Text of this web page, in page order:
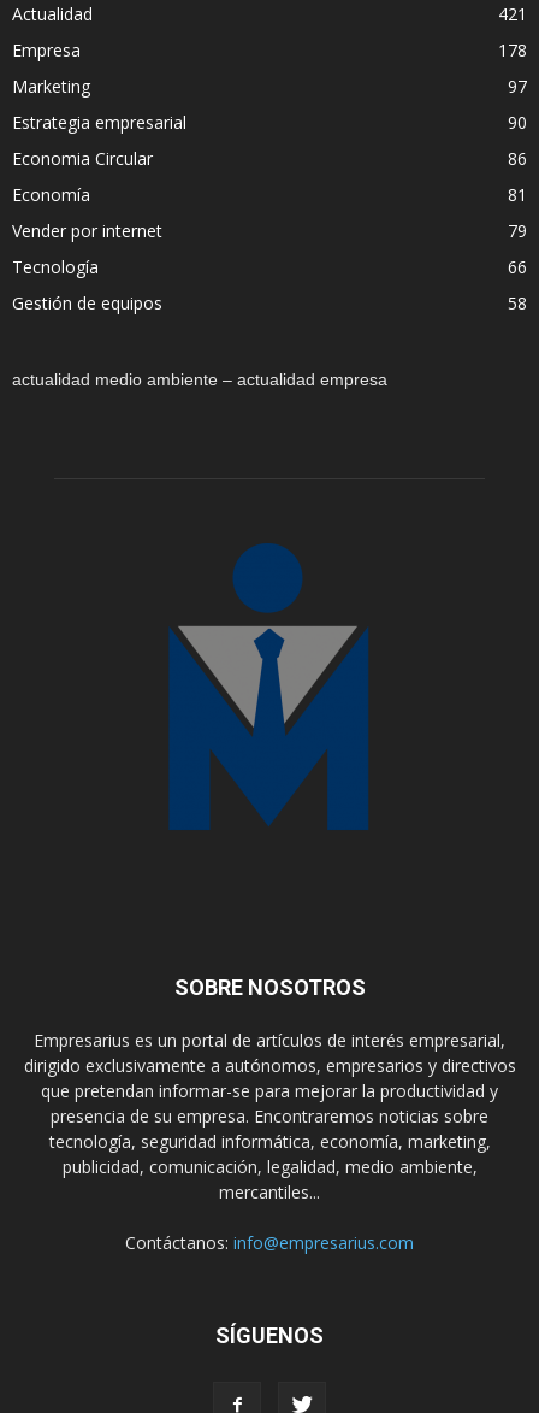
Actualidad
421
Empresa
178
Marketing
97
Estrategia empresarial
90
Economia Circular
86
Economía
81
Vender por internet
79
Tecnología
66
Gestión de equipos
58
actualidad medio ambiente – actualidad empresa
SOBRE NOSOTROS
Empresarius es un portal de artículos de interés empresarial,
dirigido exclusivamente a autónomos, empresarios y directivos
que pretendan informar-se para mejorar la productividad y
presencia de su empresa. Encontraremos noticias sobre
tecnología, seguridad informática, economía, marketing,
publicidad, comunicación, legalidad, medio ambiente,
mercantiles...
Contáctanos: info@empresarius.com
SÍGUENOS